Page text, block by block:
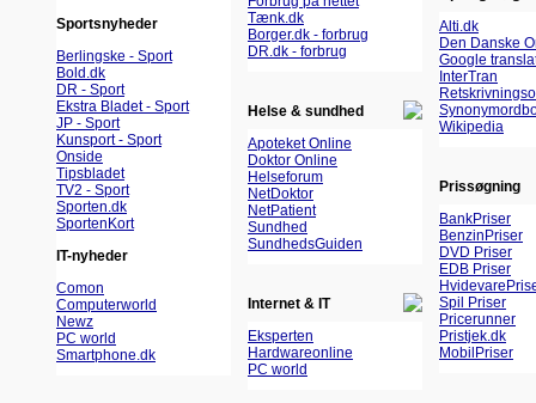
Sportsnyheder
Berlingske - Sport
Bold.dk
DR - Sport
Ekstra Bladet - Sport
JP - Sport
Kunsport - Sport
Onside
Tipsbladet
TV2 - Sport
Sporten.dk
SportenKort
IT-nyheder
Comon
Computerworld
Newz
PC world
Smartphone.dk
Tænk.dk
Borger.dk - forbrug
DR.dk - forbrug
Helse & sundhed
Apoteket Online
Doktor Online
Helseforum
NetDoktor
NetPatient
Sundhed
SundhedsGuiden
Internet & IT
Eksperten
Hardwareonline
PC world
Alti.dk
Den Danske
Google
InterTran
Wikipedia
Prissøgning
BankPriser
BenzinPriser
DVD Priser
EDB Priser
Spil Priser
Pricerunner
Pristjek.dk
MobilPriser